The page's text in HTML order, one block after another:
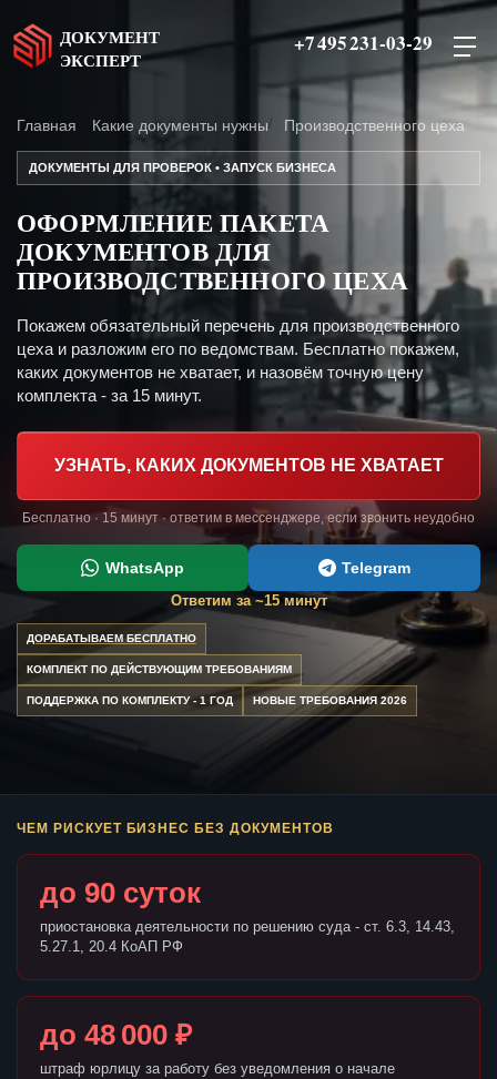
ДОКУМЕНТ
ЭКСПЕРТ
+7 495 231-03-29
Главная Какие документы нужны Производственного цеха
ДОКУМЕНТЫ ДЛЯ ПРОВЕРОК • ЗАПУСК БИЗНЕСА
ОФОРМЛЕНИЕ ПАКЕТА
ДОКУМЕНТОВ ДЛЯ
ПРОИЗВОДСТВЕННОГО ЦЕХА
Покажем обязательный перечень для производственного
цеха и разложим его по ведомствам. Бесплатно покажем,
каких документов не хватает, и назовём точную цену
комплекта - за 15 минут.
УЗНАТЬ, КАКИХ ДОКУМЕНТОВ НЕ ХВАТАЕТ
Бесплатно · 15 минут · ответим в мессенджере, если звонить неудобно
WhatsApp Telegram
Ответим за ~15 минут
ДОРАБАТЫВАЕМ БЕСПЛАТНО
КОМПЛЕКТ ПО ДЕЙСТВУЮЩИМ ТРЕБОВАНИЯМ
ПОДДЕРЖКА ПО КОМПЛЕКТУ - 1 ГОД НОВЫЕ ТРЕБОВАНИЯ 2026
ЧЕМ РИСКУЕТ БИЗНЕС БЕЗ ДОКУМЕНТОВ
до 90 суток
приостановка деятельности по решению суда - ст. 6.3, 14.43,
5.27.1, 20.4 КоАП РФ
до 48 000 ₽
штраф юрлицу за работу без уведомления о начале